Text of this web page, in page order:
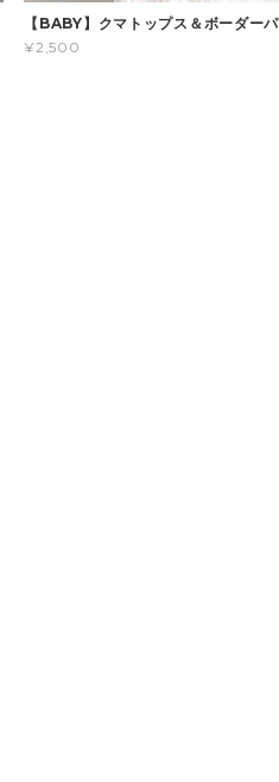
【BABY】クマトップス＆ボーダー
¥2,500